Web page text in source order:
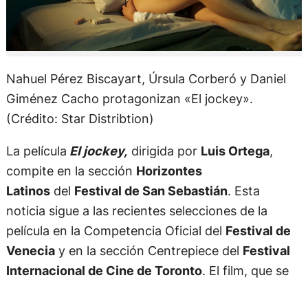
Nahuel Pérez Biscayart, Úrsula Corberó y Daniel
Giménez Cacho protagonizan «El jockey».
(Crédito: Star Distribtion)
La película El jockey, dirigida por Luis Ortega,
compite en la sección Horizontes
Latinosdel Festival de San Sebastián. Esta
noticia sigue a las recientes selecciones de la
película en la Competencia Oficial del Festival de
Veneciay en la sección Centrepiece del Festival
Internacional de Cine de Toronto. El film, que se